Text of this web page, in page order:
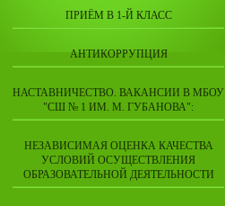
ПРИЁМ В 1-Й КЛАСС
АНТИКОРРУПЦИЯ
НАСТАВНИЧЕСТВО. ВАКАНСИИ В МБОУ
"СШ № 1 ИМ. М. ГУБАНОВА":
НЕЗАВИСИМАЯ ОЦЕНКА КАЧЕСТВА
УСЛОВИЙ ОСУЩЕСТВЛЕНИЯ
ОБРАЗОВАТЕЛЬНОЙ ДЕЯТЕЛЬНОСТИ